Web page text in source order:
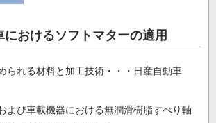
におけるソフトマターの適用
られる材料と加工技術・・・日産自動車
よび車載機器における無潤滑樹脂すべり軸